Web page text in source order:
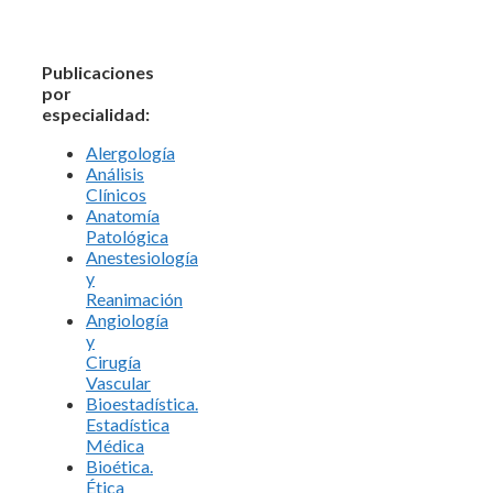
Publicaciones
por
especialidad:
Alergología
Análisis
Clínicos
Anatomía
Patológica
Anestesiología
y
Reanimación
Angiología
y
Cirugía
Vascular
Bioestadística.
Estadística
Médica
Bioética.
Ética